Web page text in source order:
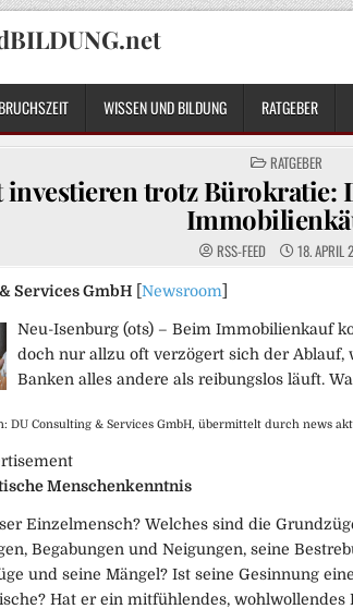
WISSEN UND BILDUNG RATGEBER
POSTED
IN
RATGEBER
investieren trotz Bürokratie:
RSS-FEED 18. APRIL
Services GmbH Newsroom
Neu-Isenburg (ots) – Beim Immobilienkauf
doch nur allzu oft verzögert sich der
Banken alles andere als reibungslos läuft.
DU Consulting & Services GmbH, übermittelt durch news
Menschenkenntnis
Einzelmensch? Welches sind die
Begabungen und Neigungen, seine
und seine Mängel? Ist seine Gesinnung
Hat er ein mitfühlendes,